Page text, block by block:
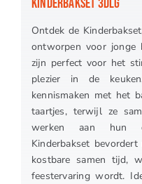
KINDERBAKSET 3DLG
Ontdek de
ontworpen voor jonge
zijn perfect voor het
plezier in de
kennismaken met het
taartjes, terwijl ze
werken aan hun
Kinderbakset
kostbare samen tijd,
feestervaring wordt.